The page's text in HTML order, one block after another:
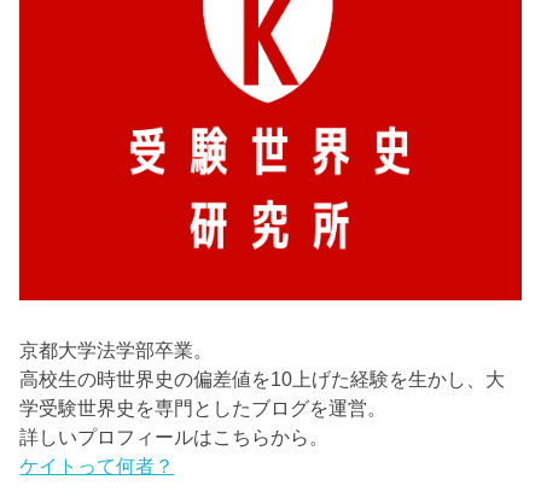
京都大学法学部卒業。
高校生の時世界史の偏差値を10上げた経験を生かし、大
学受験世界史を専門としたブログを運営。
詳しいプロフィールはこちらから。
ケイトって何者？